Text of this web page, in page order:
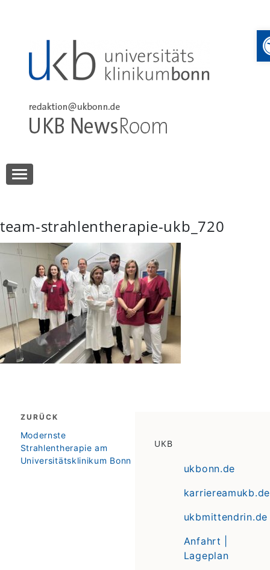
UKB NewsRoom
team-strahlentherapie-ukb_720
Beitragsnavigation
ZURÜCK
zurück
Modernste
Strahlentherapie am
Universitätsklinikum Bonn
UKB
ukbonn.de
karriereamukb.de
ukbmittendrin.de
Anfahrt |
Lageplan